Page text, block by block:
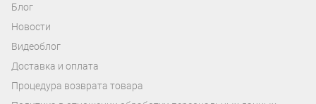
Блог
Новости
Видеоблог
Доставка и оплата
Процедура возврата товара